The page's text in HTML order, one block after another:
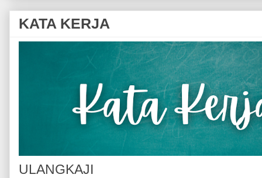
KATA KERJA
ULANGKAJI